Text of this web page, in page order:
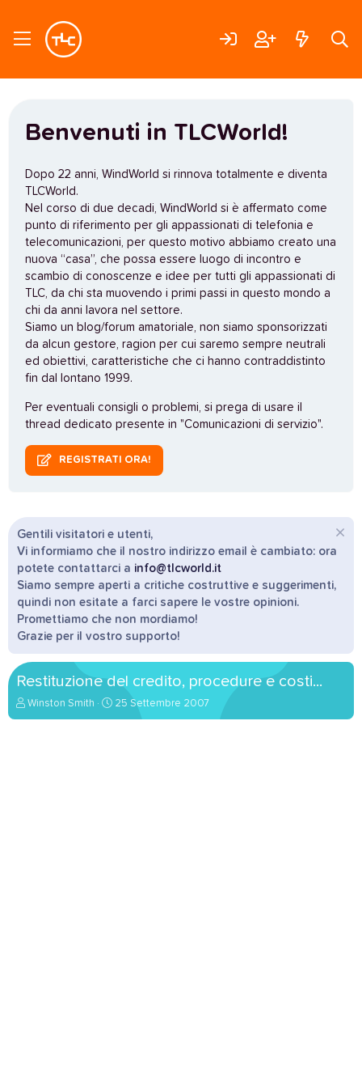
Benvenuti in TLCWorld!
Dopo 22 anni, WindWorld si rinnova totalmente e diventa
TLCWorld.
Nel corso di due decadi, WindWorld si è affermato come
punto di riferimento per gli appassionati di telefonia e
telecomunicazioni, per questo motivo abbiamo creato una
nuova “casa”, che possa essere luogo di incontro e
scambio di conoscenze e idee per tutti gli appassionati di
TLC, da chi sta muovendo i primi passi in questo mondo a
chi da anni lavora nel settore.
Siamo un blog/forum amatoriale, non siamo sponsorizzati
da alcun gestore, ragion per cui saremo sempre neutrali
ed obiettivi, caratteristiche che ci hanno contraddistinto
fin dal lontano 1999.
Per eventuali consigli o problemi, si prega di usare il
thread dedicato presente in "Comunicazioni di servizio".
REGISTRATI ORA!
Gentili visitatori e utenti,
Vi informiamo che il nostro indirizzo email è cambiato: ora
potete contattarci a info@tlcworld.it
Siamo sempre aperti a critiche costruttive e suggerimenti,
quindi non esitate a farci sapere le vostre opinioni.
Promettiamo che non mordiamo!
Grazie per il vostro supporto!
Restituzione del credito, procedure e costi...
A
u
Winston Smith
D
a
25 Settembre 2007